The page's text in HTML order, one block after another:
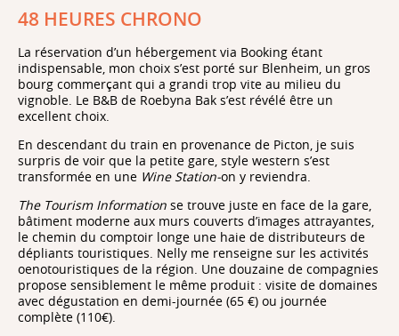
48 HEURES CHRONO
La réservation d’un hébergement via Booking étant
indispensable, mon choix s’est porté sur Blenheim, un gros
bourg commerçant qui a grandi trop vite au milieu du
vignoble. Le B&B de Roebyna Bak s’est révélé être un
excellent choix.
En descendant du train en provenance de Picton, je suis
surpris de voir que la petite gare, style western s’est
transformée en une Wine Station-on y reviendra.
The Tourism Information se trouve juste en face de la gare,
bâtiment moderne aux murs couverts d’images attrayantes,
le chemin du comptoir longe une haie de distributeurs de
dépliants touristiques. Nelly me renseigne sur les activités
oenotouristiques de la région. Une douzaine de compagnies
propose sensiblement le même produit : visite de domaines
avec dégustation en demi-journée (65 €) ou journée
complète (110€).